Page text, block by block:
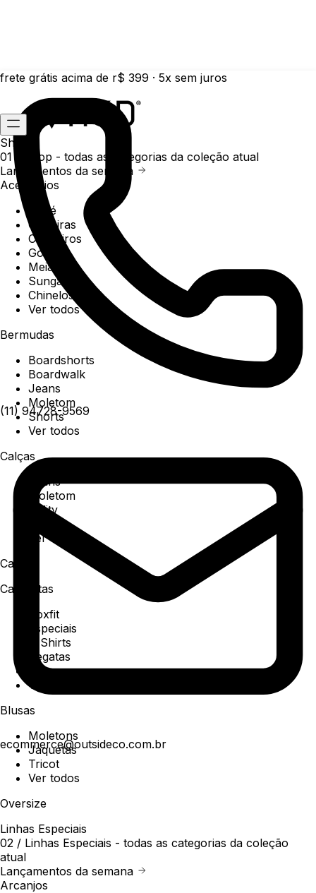
frete grátis acima de r$ 399 · 5x sem juros
(11) 94728-9569
ecommerce@outsideco.com.br
Shop
01 /
Shop - todas as categorias da coleção atual
Lançamentos da semana
Acessórios
Boné
Carteiras
Chaveiros
Gorros
Meias
Sunga
Chinelos
Ver todos
Bermudas
Boardshorts
Boardwalk
Jeans
Moletom
Shorts
Ver todos
Calças
Jeans
Moletom
Utility
Ver todos
Camisa
Camisetas
Boxfit
Especiais
T-Shirts
Regatas
Polo
Ver todos
Blusas
Moletons
Jaquetas
Tricot
Ver todos
Oversize
Linhas Especiais
02 / Linhas Especiais - todas as categorias da coleção
atual
Lançamentos da semana
Arcanjos